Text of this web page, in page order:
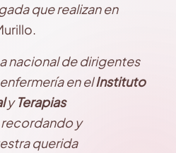
que realizan en
nacional de dirigentes
en elInstituto
yTerapias
y
querida